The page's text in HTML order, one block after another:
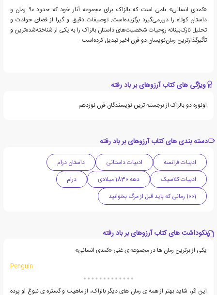
«کمدی انسانی» نامی است که بالزاک برای مجموعه آثار خود که حدود ۹۰ رمان و
داستان کوتاه را دربرمی‌گیرد برگزیده‌است. توصیفات دقیق و گیرا از فضای حوادث و
تحلیل نازک‌بینانه روحیات شخصیت‌های داستان بالزاک را به یکی از شناخته‌شده‌ترین و
تأثیرگذارترین رمان‌نویسان دو قرن اخیر تبدیل کرده‌است.
ویژگی های کتاب آرزوهای بر باد رفته
اونوره دو بالزاک از برجسته ترین نویسندگان قرن نوزدهم
دسته بندی های کتاب آرزوهای بر باد رفته
ادبیات فرانسه ادبیات داستانی
داستان درام
ادبیات کلاسیک
دهه 1830 میلادی
درام
1001 رمانی که باید قبل از مرگ بخوانید
نکوداشت های کتاب آرزوهای بر باد رفته
یکی از برترین رمان ها در مجموعه ی غنی «کمدی انسانی».
Penguin
این اثر، شاید بهتر از همه ی رمان های دیگر بالزاک، از ماهیت و گستره ی نبوغ او پرده